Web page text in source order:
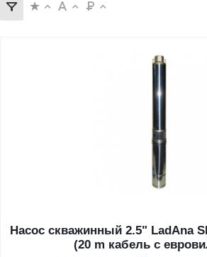
Насос скважинный 2.5" LadAna
(20 m кабель с